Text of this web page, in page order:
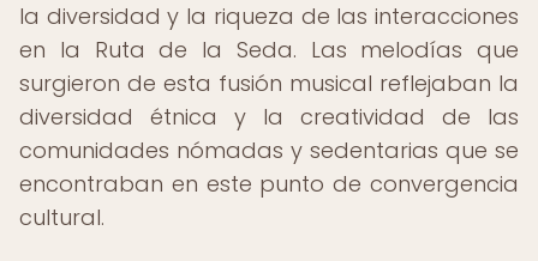
la diversidad y la riqueza de las interacciones
en la Ruta de la Seda. Las melodías que
surgieron de esta fusión musical reflejaban la
diversidad étnica y la creatividad de las
comunidades nómadas y sedentarias que se
encontraban en este punto de convergencia
cultural.